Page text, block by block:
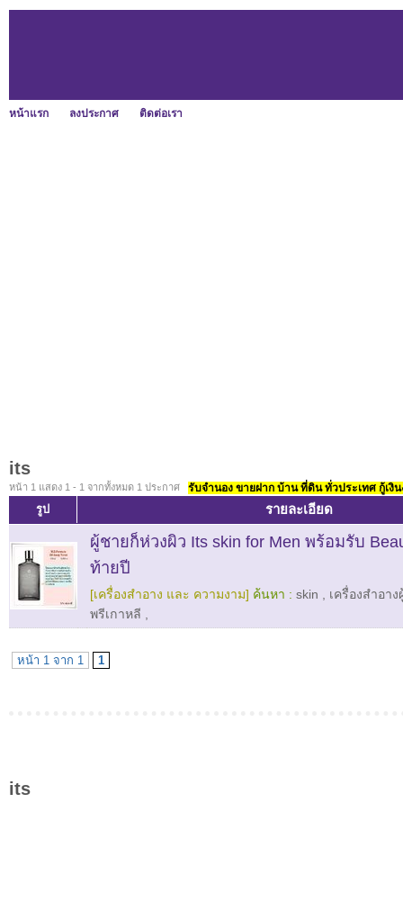
หน้าแรก ลงประกาศ ติดต่อเรา
its
หน้า 1 แสดง 1 - 1 จากทั้งหมด 1 ประกาศ รับจำนอง ขายฝาก บ้าน ที่ดิน ทั่วประเทศ กู้เงิ
รูป รายละเอียด
ผู้ชายก็ห่วงผิว Its skin for Men พร้อมรับ
ท้ายปี
[เครื่องสำอาง และ ความงาม] ค้นหา : skin
เครื่องสำอา
พรีเกาหลี
หน้า 1 จาก 1 1
its